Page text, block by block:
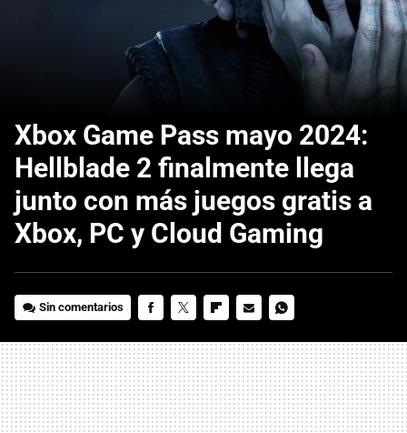
Xbox Game Pass mayo 2024:
Hellblade 2 finalmente llega
junto con más juegos gratis a
Xbox, PC y Cloud Gaming
Sin comentarios
MAIL